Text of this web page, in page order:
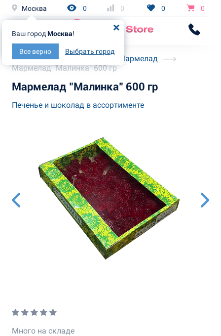
Москва
Ваш город Москва!
Все верно Выбрать город
0 0 0 0
Главная Каталог
Мармелад
Мармелад "Малинка" 600 гр
Мармелад "Малинка" 600 гр
Печенье и шоколад в ассортименте
Много на складе